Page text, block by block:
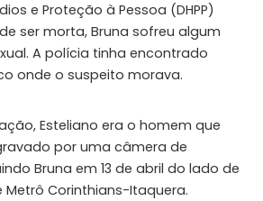
e Proteção à Pessoa (DHPP)
ser morta, Bruna sofreu algum
A polícia tinha encontrado
onde o suspeito morava.
Esteliano era o homem que
por uma câmera de
Bruna em 13 de abril do lado de
Corinthians-Itaquera.